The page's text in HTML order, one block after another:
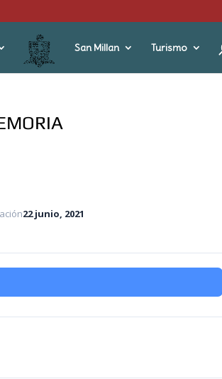
San Millan Turismo
22 junio, 2021